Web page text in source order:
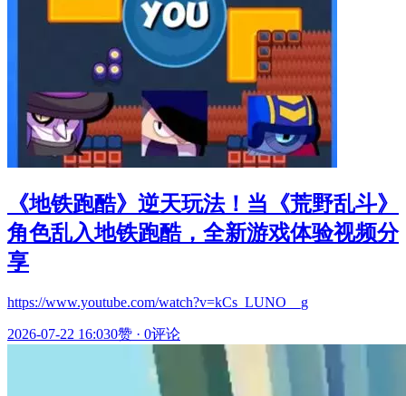
《地铁跑酷》逆天玩法！当《荒野乱斗》
角色乱入地铁跑酷，全新游戏体验视频分
享
https://www.youtube.com/watch?v=kCs_LUNO__g
2026-07-22 16:030赞 · 0评论